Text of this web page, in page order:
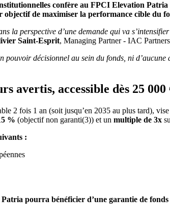
confère au FPCI Elevation
objectif de maximiser la performance cible du
la perspective d’une demande qui va
Saint-Esprit, Managing Partner - IAC
décisionnel au sein du fonds, ni
avertis, accessible dès 25 000
2 fois 1 an (soit jusqu’en 2035 au plus tard),
% (objectif non garanti(3)) et un multiple de 3x
:
pourra bénéficier d’une garantie de